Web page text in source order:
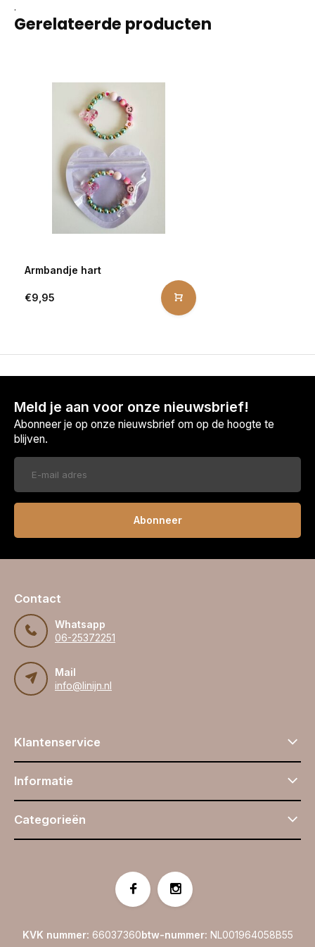
.
Gerelateerde producten
Armbandje hart
€9,95
Meld je aan voor onze nieuwsbrief!
Abonneer je op onze nieuwsbrief om op de hoogte te
blijven.
Abonneer
Contact
Whatsapp
06-25372251
Mail
info@linijn.nl
Klantenservice
Informatie
Categorieën
KVK nummer: 66037360btw-nummer: NL001964058B55